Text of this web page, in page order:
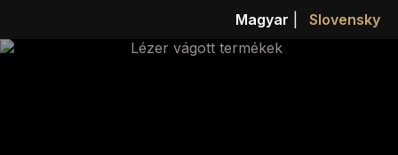
Magyar Slovensky